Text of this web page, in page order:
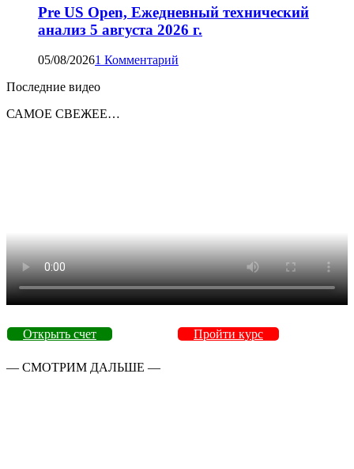
Pre US Open, Ежедневный технический
анализ 5 августа 2026 г.
05/08/20261 Комментарий
Последние видео
САМОЕ СВЕЖЕЕ…
Открыть счет Пройти курс
— СМОТРИМ ДАЛЬШЕ —